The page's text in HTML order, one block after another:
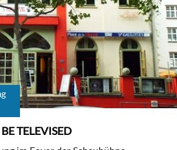
TELEVISED